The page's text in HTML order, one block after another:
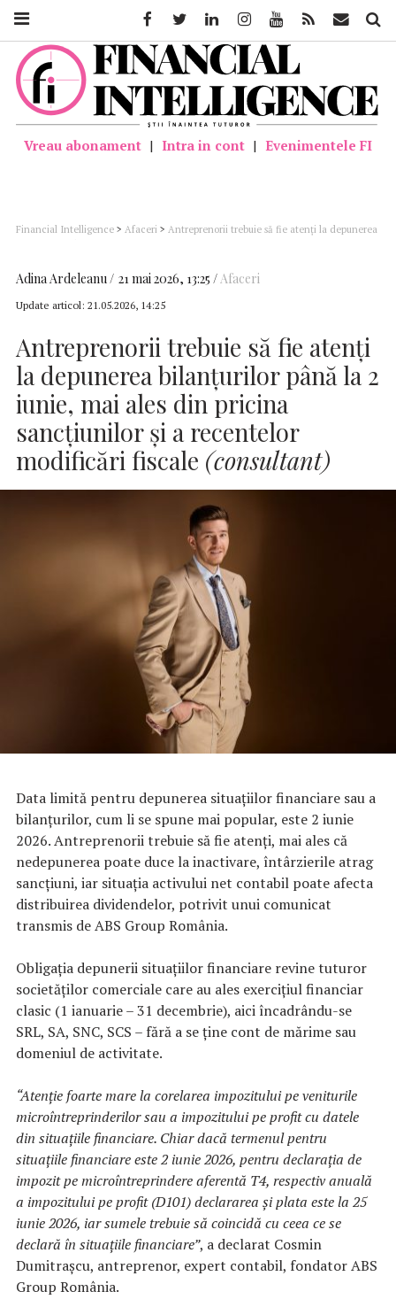
Vreau abonament | Intra in cont | Evenimentele FI
Financial Intelligence > Afaceri > Antreprenorii trebuie să fie atenți la depunerea
Adina Ardeleanu 21 mai 2026, 13:25 Afaceri
Update articol: 21.05.2026, 14:25
Antreprenorii trebuie să fie atenți
la depunerea bilanțurilor până la 2
iunie, mai ales din pricina
sancțiunilor și a recentelor
modificări fiscale (consultant)
Data limită pentru depunerea situațiilor financiare sau a
bilanțurilor, cum li se spune mai popular, este 2 iunie
2026. Antreprenorii trebuie să fie atenți, mai ales că
nedepunerea poate duce la inactivare, întârzierile atrag
sancțiuni, iar situația activului net contabil poate afecta
distribuirea dividendelor, potrivit unui comunicat
transmis de ABS Group România.
Obligația depunerii situațiilor financiare revine tuturor
societăților comerciale care au ales exercițiul financiar
clasic (1 ianuarie – 31 decembrie), aici încadrându-se
SRL, SA, SNC, SCS – fără a se ține cont de mărime sau
domeniul de activitate.
“Atenție foarte mare la corelarea impozitului pe veniturile
microîntreprinderilor sau a impozitului pe profit cu datele
din situațiile financiare. Chiar dacă termenul pentru
situațiile financiare este 2 iunie 2026, pentru declarația de
impozit pe microîntreprindere aferentă T4, respectiv anuală
a impozitului pe profit (D101) declararea și plata este la 25
iunie 2026, iar sumele trebuie să coincidă cu ceea ce se
declară în situaţiile financiare”, a declarat Cosmin
Dumitrașcu, antreprenor, expert contabil, fondator ABS
Group România.
FacebookTwitter LinkedinInstagramYoutube Feed Mail